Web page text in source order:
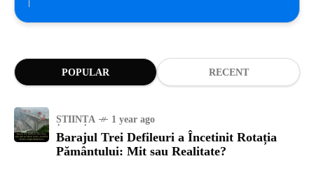
POPULAR RECENT
ȘTIINȚA 1 year ago
Barajul Trei Defileuri a Încetinit Rotația
Pământului: Mit sau Realitate?